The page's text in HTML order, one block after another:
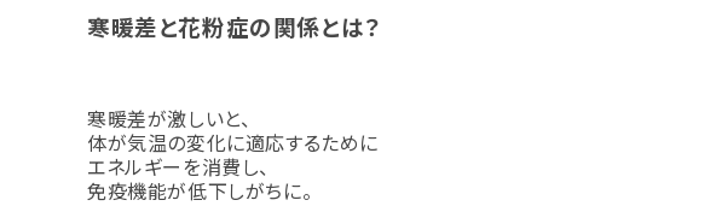
寒暖差と花粉症の関係とは？
寒暖差が激しいと、
体が気温の変化に適応するために
エネルギーを消費し、
免疫機能が低下しがちに。